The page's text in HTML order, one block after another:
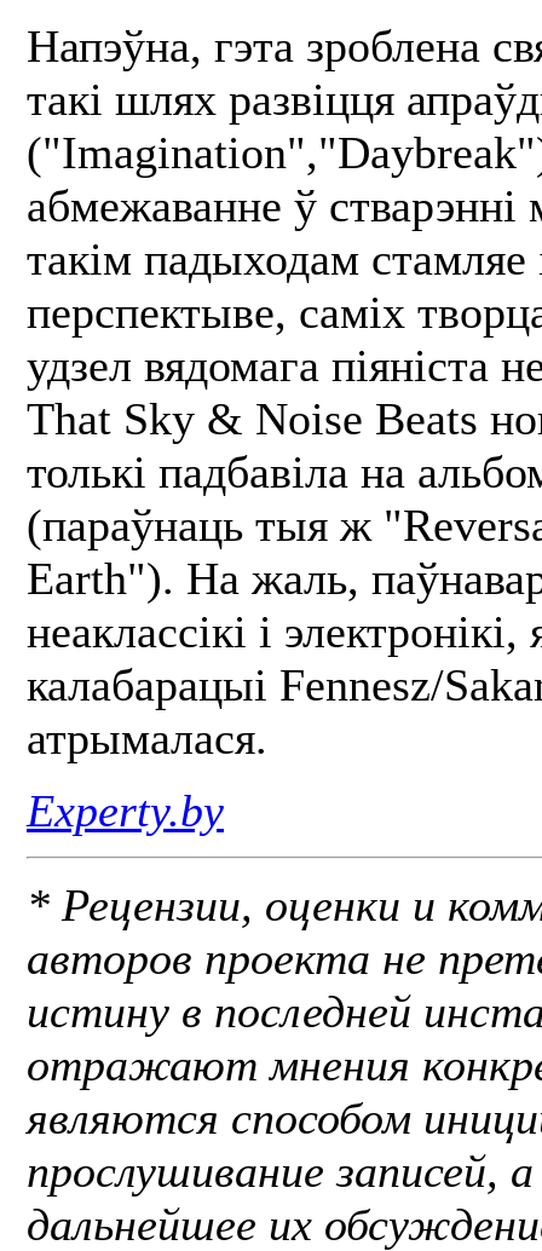
Напэўна, гэта зроблена
такі шлях развіцця
абмежаванне ў стварэнні
такім падыходам стамляе
перспектыве, саміх
удзел вядомага піяніста
That Sky & Noise Beats
толькі падбавіла на
(параўнаць тыя ж
Earth"). На жаль,
неаклассікі і электронікі,
калабарацыі Fennesz/
атрымалася.
Experty.by
* Рецензии, оценки и
авторов проекта не
истину в последней
отражают мнения
являются способом
прослушивание записей,
дальнейшее их